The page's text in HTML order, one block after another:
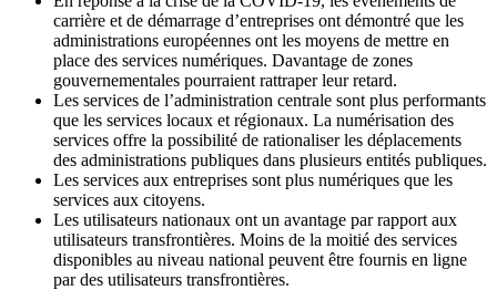
carrière et de démarrage d’entreprises ont démontré que les
administrations européennes ont les moyens de mettre en
place des services numériques. Davantage de zones
gouvernementales pourraient rattraper leur retard.
Les services de l’administration centrale sont plus performants
que les services locaux et régionaux. La numérisation des
services offre la possibilité de rationaliser les déplacements
des administrations publiques dans plusieurs entités publiques.
Les services aux entreprises sont plus numériques que les
services aux citoyens.
Les utilisateurs nationaux ont un avantage par rapport aux
utilisateurs transfrontières. Moins de la moitié des services
disponibles au niveau national peuvent être fournis en ligne
par des utilisateurs transfrontières.